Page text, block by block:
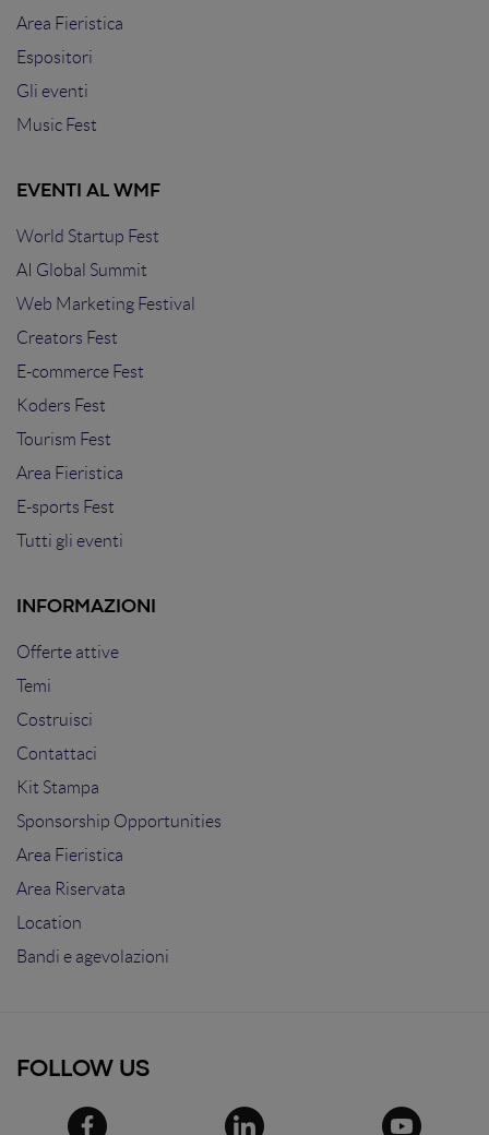
Area Fieristica
Espositori
Gli eventi
Music Fest
EVENTI AL WMF
World Startup Fest
AI Global Summit
Web Marketing Festival
Creators Fest
E-commerce Fest
Koders Fest
Tourism Fest
Area Fieristica
E-sports Fest
Tutti gli eventi
INFORMAZIONI
Offerte attive
Temi
Costruisci
Contattaci
Kit Stampa
Sponsorship Opportunities
Area Fieristica
Area Riservata
Location
Bandi e agevolazioni
FOLLOW US